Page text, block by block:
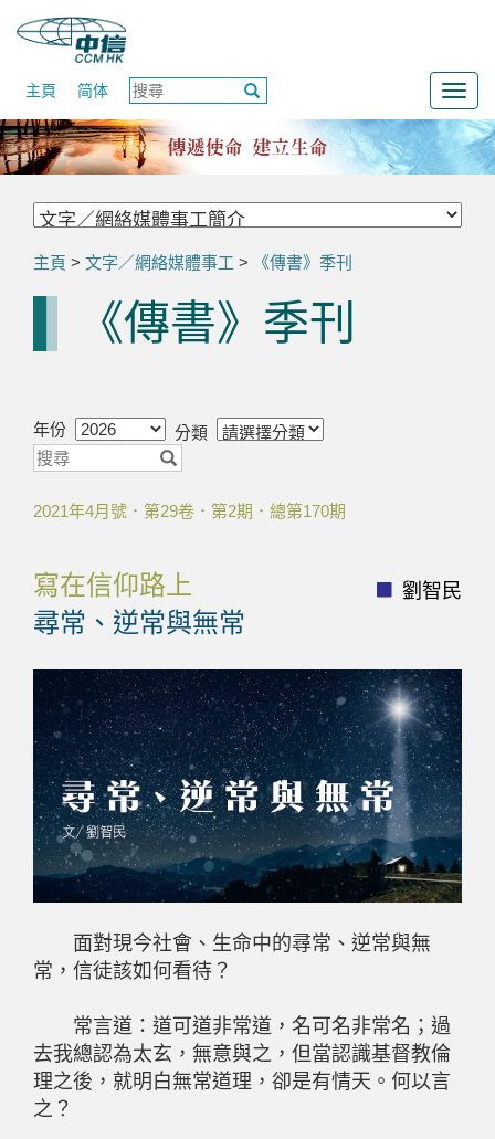
主頁 简体
主頁 > 文字／網絡媒體事工 > 《傳書》季刊
《傳書》季刊
年份 分類
2021年4月號．第29卷．第2期．總第170期
寫在信仰路上
尋常、逆常與無常
劉智民
面對現今社會、生命中的尋常、逆常與無
常，信徒該如何看待？
常言道：道可道非常道，名可名非常名；過
去我總認為太玄，無意與之，但當認識基督教倫
理之後，就明白無常道理，卻是有情天。何以言
之？